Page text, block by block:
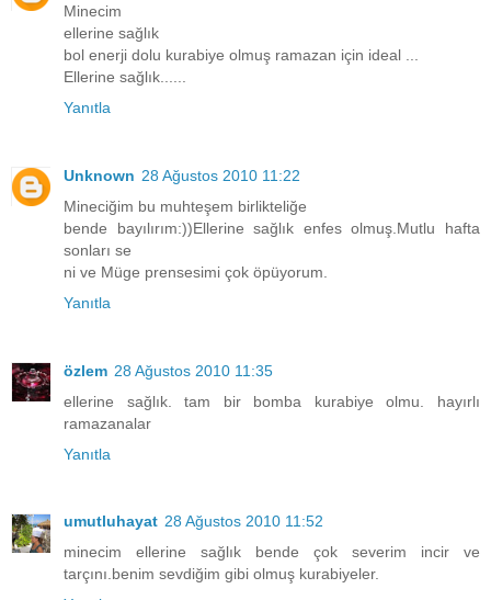
Minecim
ellerine sağlık
bol enerji dolu kurabiye olmuş ramazan için ideal ...
Ellerine sağlık......
Yanıtla
Unknown 28 Ağustos 2010 11:22
Mineciğim bu muhteşem birlikteliğe
bende bayılırım:))Ellerine sağlık enfes olmuş.Mutlu hafta
sonları se
ni ve Müge prensesimi çok öpüyorum.
Yanıtla
özlem 28 Ağustos 2010 11:35
ellerine sağlık. tam bir bomba kurabiye olmu. hayırlı
ramazanalar
Yanıtla
umutluhayat 28 Ağustos 2010 11:52
minecim ellerine sağlık bende çok severim incir ve
tarçını.benim sevdiğim gibi olmuş kurabiyeler.